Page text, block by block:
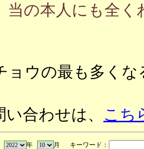
当の本人にも全く
ョウの最も多く
合わせは、 こち
年 月 キーワード：